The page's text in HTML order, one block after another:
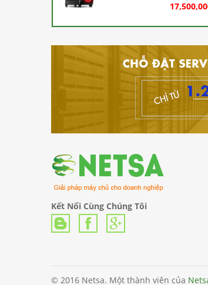
Kết Nối Cùng Chúng Tôi
© 2016 Netsa. Một thành viên của